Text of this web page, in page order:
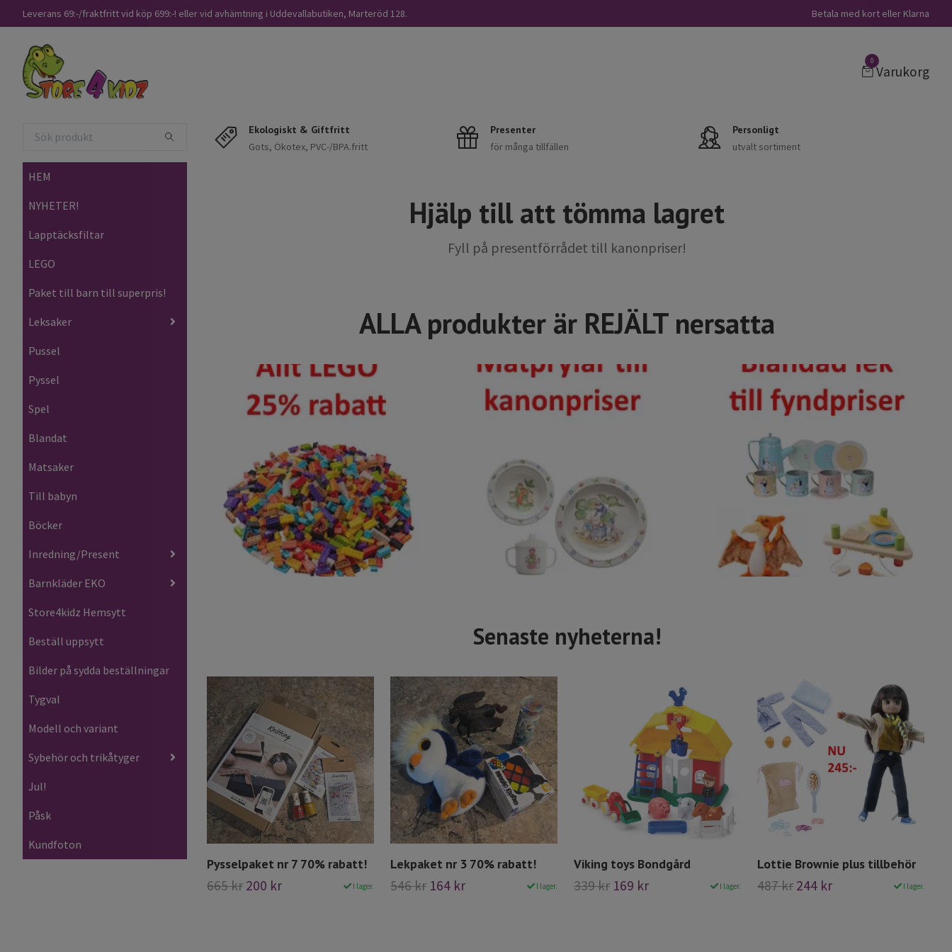
Leverans 69:-/fraktfritt vid köp 699:-! eller vid avhämtning i Uddevallabutiken, Marteröd 128. Betala med kort eller Klarna
0
Varukorg
HEM
NYHETER!
Lapptäcksfiltar
LEGO
Paket till barn till superpris!
Leksaker
Pussel
Pyssel
Spel
Blandat
Matsaker
Till babyn
Böcker
Inredning/Present
Barnkläder EKO
Store4kidz Hemsytt
Beställ uppsytt
Bilder på sydda beställningar
Tygval
Modell och variant
Sybehör och trikåtyger
Jul!
Påsk
Kundfoton
Ekologiskt & Giftfritt
Gots, Ökotex, PVC-/BPA.fritt
Presenter
för många tillfällen
Personligt
utvalt sortiment
Hjälp till att tömma lagret
Fyll på presentförrådet till kanonpriser!
ALLA produkter är REJÄLT nersatta
Senaste nyheterna!
Pysselpaket nr 7 70% rabatt!
665 kr 200 kr I lager.
Lekpaket nr 3 70% rabatt!
546 kr 164 kr I lager.
Viking toys Bondgård
339 kr 169 kr I lager.
Lottie Brownie plus tillbehör
487 kr 244 kr I lager.